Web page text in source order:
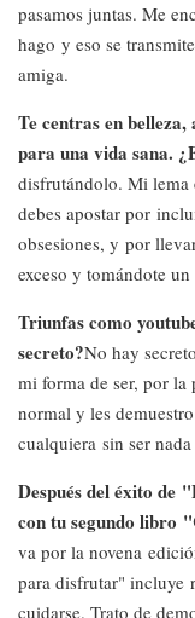
pasamos juntas. Me
hago y eso se
amiga.
Te centras en
para una vida sana.
disfrutándolo. Mi lema
debes apostar por
obsesiones, y por
exceso y tomándote
Triunfas como
secreto?No hay
mi forma de ser, por la
normal y les
cualquiera sin ser
Después del éxito de
con tu segundo libro
va por la novena
para disfrutar" incluye
cuidarse. Trato de